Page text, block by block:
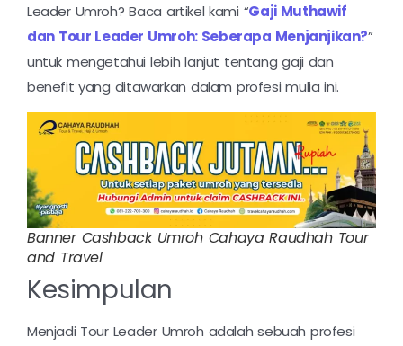
Leader Umroh? Baca artikel kami “Gaji Muthawif
dan Tour Leader Umroh: Seberapa Menjanjikan?”
untuk mengetahui lebih lanjut tentang gaji dan
benefit yang ditawarkan dalam profesi mulia ini.
Banner Cashback Umroh Cahaya Raudhah Tour
and Travel
Kesimpulan
Menjadi Tour Leader Umroh adalah sebuah profesi